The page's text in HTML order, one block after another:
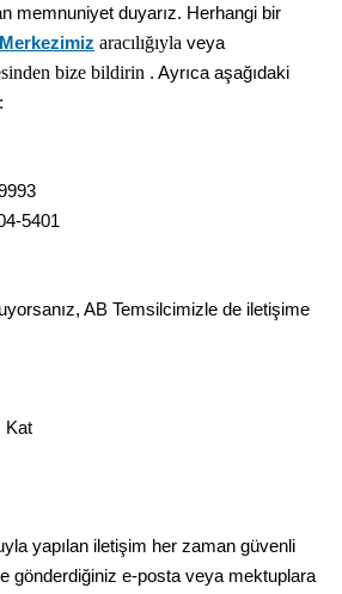
memnuniyet duyarız. Herhangi bir
Merkezimiz aracılığıyla veya
bize bildirin . Ayrıca aşağıdaki
:
-5401
ız, AB Temsilcimizle de iletişime
Kat
yapı lan iletişim her zaman güvenli
gönderdiğiniz e-posta veya mektuplara